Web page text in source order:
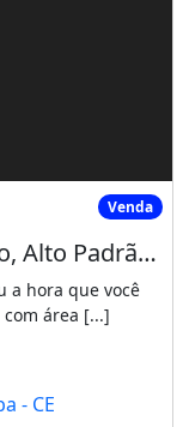
Alto Padrão
Venda
Lotes em Condominio Fechado, Alto Padrão, as Margens da Ce-060. de Imediato
a hora que você
área [...]
- CE